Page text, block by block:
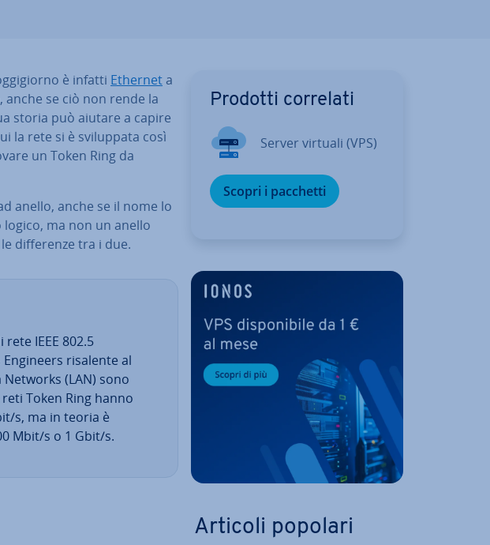
è infatti Etherneta
, anche se ciò non rende la
storia può aiutare a capire
la rete si è svi­lup­pa­ta così
un Token Ring da
anello, anche se il nome lo
ma non un anello
dif­fe­ren­ze tra i due.
IEEE 802.5
risalente al
(LAN) sono
Token Ring hanno
s, ma in teoria è
Mbit/s o 1 Gbit/s.
Prodotti correlati
Server virtuali (VPS)
Scopri i pacchetti
Articoli popolari